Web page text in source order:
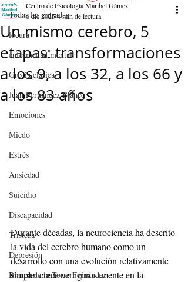
Todas las entradas
locura
enfermedad mental
Grecia clásica
Juan Fernández Blanco
Emociones
Miedo
Estrés
Ansiedad
Suicidio
Discapacidad
Tristeza
Depresión
Blanca de la Torre Fernández
Un mismo cerebro, 5
etapas: transformaciones
a los 9, a los 32, a los 66 y
a los 83 años
Centro de Psicología Maribel Gámez
6 dic 20254 min de lectura
Durante décadas, la neurociencia ha descrito
la vida del cerebro humano como un
desarrollo con una evolución relativamente
simple: crece vertiginosamente en la